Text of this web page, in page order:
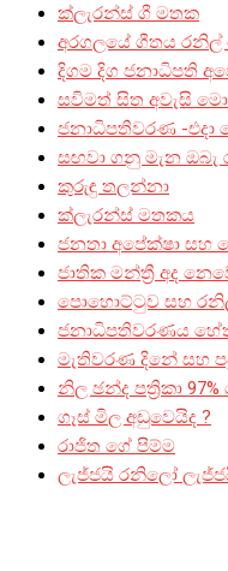
ක්ලැරන්ස් ගී මතක
අරගලයේ ගීතය
දිගම දිග ජනාධිපති
සවිමත් සිත අවැසි
ජනාධිපතිවරණ -එදා
සඟවා ගනු මැන ඔබැ
කුරුඳු තලන්නා
ක්ලැරන්ස් මතකය
ජනතා අපේක්ෂා සහ
ජාතික මන්ත්‍රී අද
පොහොට්ටුව සහ
ජනාධිපතිවරණය
මැතිවරණ දිනේ සහ
නිල ඡන්ද පත්‍රිකා
ගෑස් මිල අඩුවෙයිද ?
රාජිත ගේ පිම්ම
ලැජ්ජයි රනිලෝ